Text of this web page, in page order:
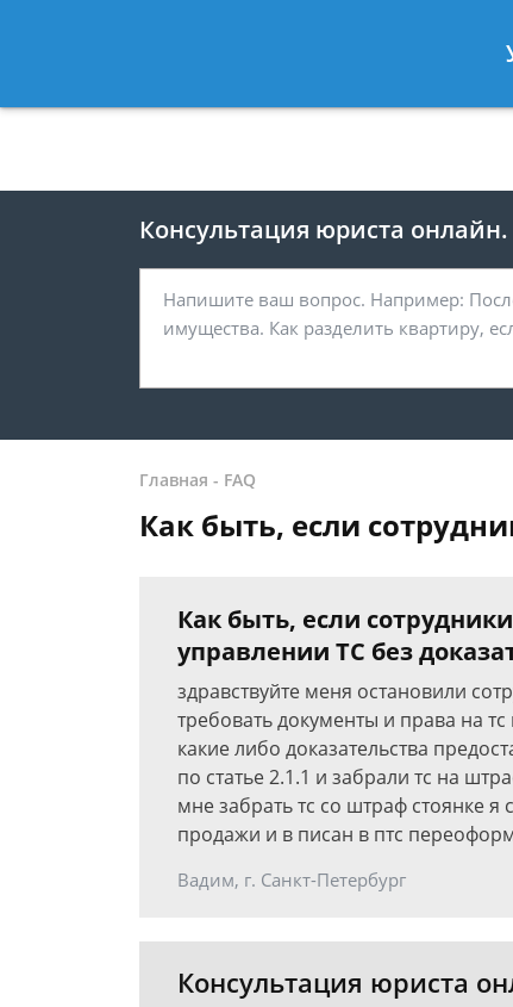
8 812 467-
Консультация юриста
Главная - FAQ
Как быть, если
Как быть, если
управлении ТС без
здравствуйте меня остановили
требовать документы и права на
какие либо доказательства
по статье 2.1.1 и забрали тс на
мне забрать тс со штраф стоянке
продажи и в писан в птс
Вадим, г. Санкт-Петербург
Консультация юриста